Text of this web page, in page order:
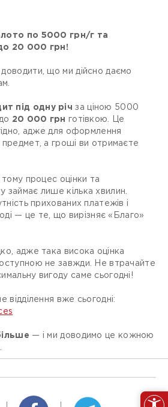
по 5000 грн/г та
20 000 грн!
що ми дійсно даємо
під одну річ за ціною 5000
20 000 грн готівкою. Це
адже для оформлення
а гроші ви отримаєте
процес оцінки та
лише кілька хвилин.
прихованих платежів і
— це те, що вирізняє «Благо»
адже така висока оцінка
не завжди. Не втрачайте
вигоду саме сьогодні!
відділення вже сьогодні:
— і ми доводимо це кожною